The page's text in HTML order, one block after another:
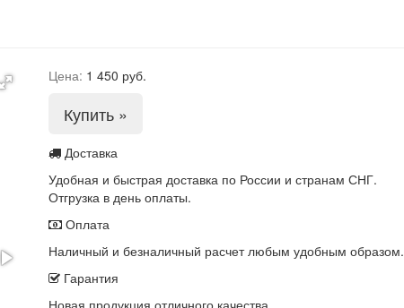
Цена: 1 450 руб.
Купить »
Доставка
Удобная и быстрая доставка по России и странам СНГ.
Отгрузка в день оплаты.
Оплата
Наличный и безналичный расчет любым удобным образом.
Гарантия
Новая продукция отличного качества.